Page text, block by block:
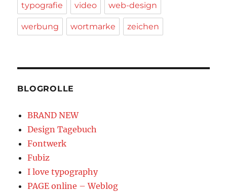
typografie video web-design
werbung wortmarke zeichen
BLOGROLLE
BRAND NEW
Design Tagebuch
Fontwerk
Fubiz
I love typography
PAGE online – Weblog